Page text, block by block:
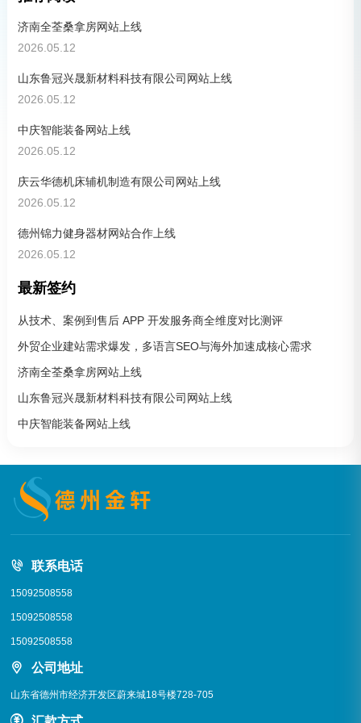
济南全荃桑拿房网站上线
2026.05.12
山东鲁冠兴晟新材料科技有限公司网站上线
2026.05.12
中庆智能装备网站上线
2026.05.12
庆云华德机床辅机制造有限公司网站上线
2026.05.12
德州锦力健身器材网站合作上线
2026.05.12
最新签约
从技术、案例到售后 APP 开发服务商全维度对比测评
外贸企业建站需求爆发，多语言SEO与海外加速成核心需求
济南全荃桑拿房网站上线
山东鲁冠兴晟新材料科技有限公司网站上线
中庆智能装备网站上线
联系电话
15092508558
15092508558
15092508558
公司地址
山东省德州市经济开发区蔚来城18号楼728-705